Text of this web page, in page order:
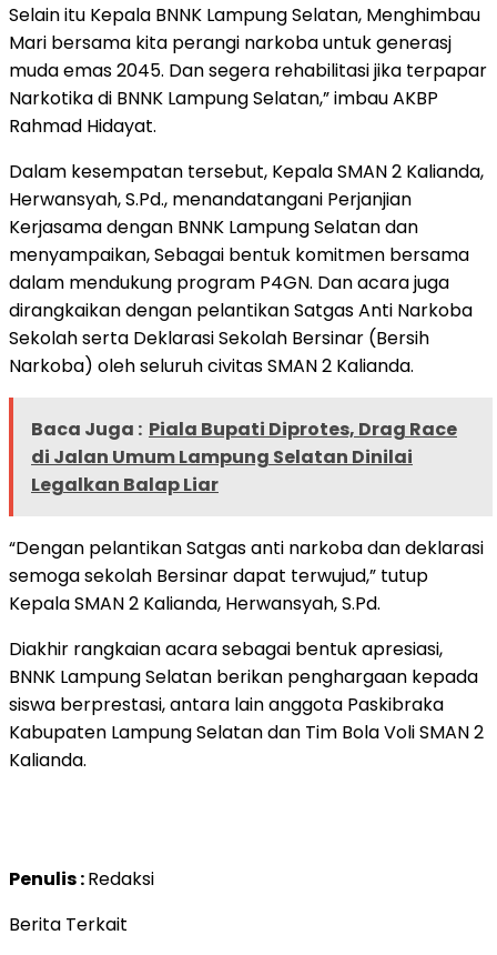
Selain itu Kepala BNNK Lampung Selatan, Menghimbau
Mari bersama kita perangi narkoba untuk generasj
muda emas 2045. Dan segera rehabilitasi jika terpapar
Narkotika di BNNK Lampung Selatan,” imbau AKBP
Rahmad Hidayat.
Dalam kesempatan tersebut, Kepala SMAN 2 Kalianda,
Herwansyah, S.Pd., menandatangani Perjanjian
Kerjasama dengan BNNK Lampung Selatan dan
menyampaikan, Sebagai bentuk komitmen bersama
dalam mendukung program P4GN. Dan acara juga
dirangkaikan dengan pelantikan Satgas Anti Narkoba
Sekolah serta Deklarasi Sekolah Bersinar (Bersih
Narkoba) oleh seluruh civitas SMAN 2 Kalianda.
Baca Juga : Piala Bupati Diprotes, Drag Race
di Jalan Umum Lampung Selatan Dinilai
Legalkan Balap Liar
“Dengan pelantikan Satgas anti narkoba dan deklarasi
semoga sekolah Bersinar dapat terwujud,” tutup
Kepala SMAN 2 Kalianda, Herwansyah, S.Pd.
Diakhir rangkaian acara sebagai bentuk apresiasi,
BNNK Lampung Selatan berikan penghargaan kepada
siswa berprestasi, antara lain anggota Paskibraka
Kabupaten Lampung Selatan dan Tim Bola Voli SMAN 2
Kalianda.
Penulis :Redaksi
Berita Terkait